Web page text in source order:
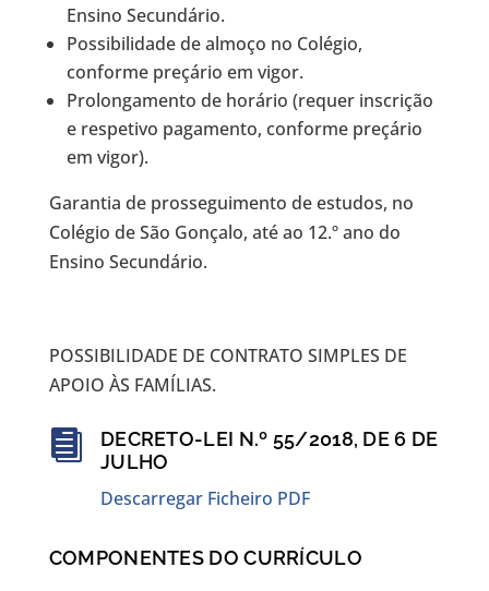
Ensino Secundário.
Possibilidade de almoço no Colégio,
conforme preçário em vigor.
Prolongamento de horário (requer inscrição
e respetivo pagamento, conforme preçário
em vigor).
Garantia de prosseguimento de estudos, no
Colégio de São Gonçalo, até ao 12.º ano do
Ensino Secundário.
POSSIBILIDADE DE CONTRATO SIMPLES DE
APOIO ÀS FAMÍLIAS.

DECRETO-LEI N.º 55/2018, DE 6 DE
JULHO
Descarregar Ficheiro PDF
COMPONENTES DO CURRÍCULO